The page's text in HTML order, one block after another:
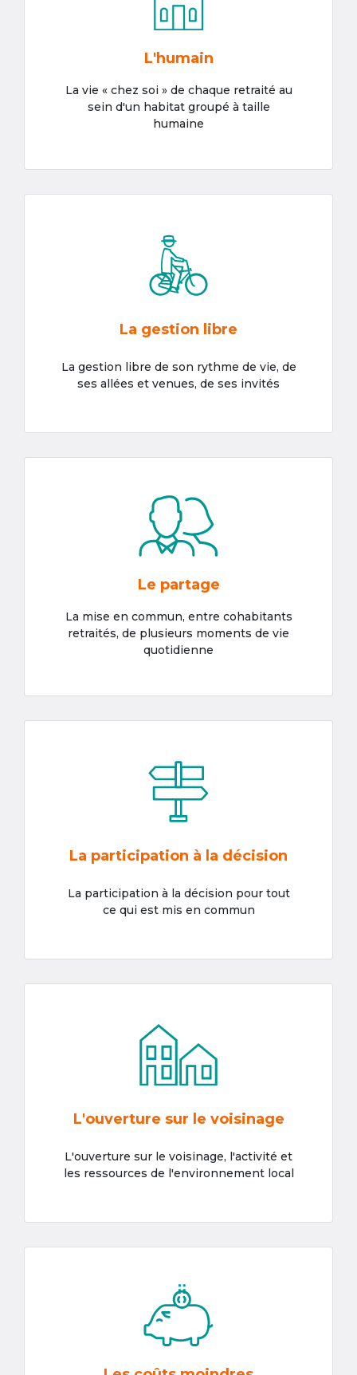
L'humain
La vie « chez soi » de chaque retraité au
sein d'un habitat groupé à taille
humaine
La gestion libre
La gestion libre de son rythme de vie, de
ses allées et venues, de ses invités
Le partage
La mise en commun, entre cohabitants
retraités, de plusieurs moments de vie
quotidienne
La participation à la décision
La participation à la décision pour tout
ce qui est mis en commun
L'ouverture sur le voisinage
L'ouverture sur le voisinage, l'activité et
les ressources de l'environnement local